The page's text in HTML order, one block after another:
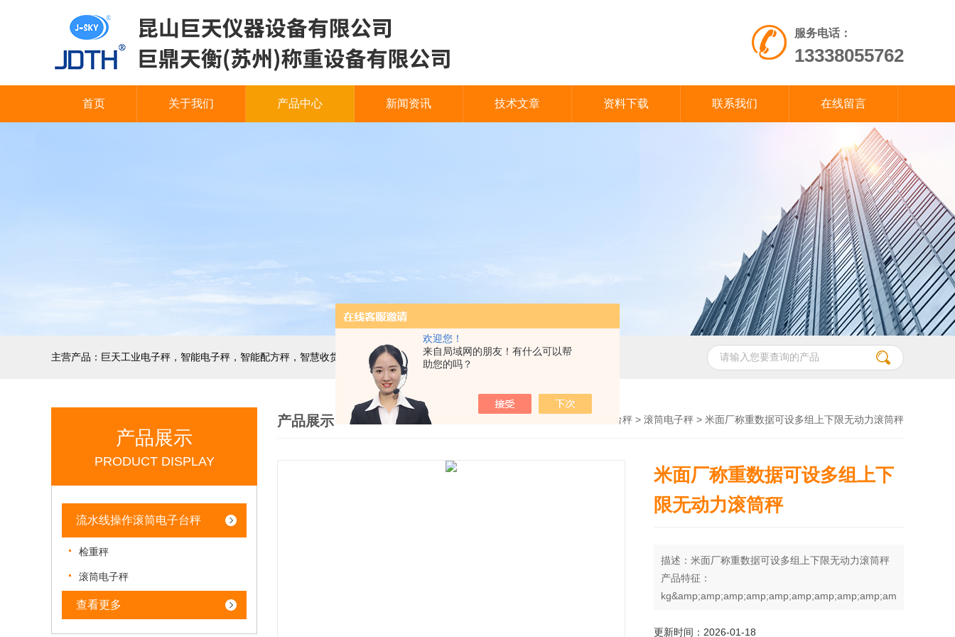
欢迎您！
来自局域网的朋友！有什么可以帮
助您的吗？
服务电话：
13338055762
首页 关于我们 产品中心 新闻资讯 技术文章 资料下载 联系我们 在线留言
主营产品：巨天工业电子秤，智能电子秤，智能配方秤，智慧收货秤，自动称重机，精密电子天平，电子台秤，电子地磅，电子桌秤，在线称重设备等衡器的软硬件研发与非标定制
产品展示
PRODUCT DISPLAY
流水线操作滚筒电子台秤
检重秤
滚筒电子秤
查看更多
产品展示 流水线操作滚筒电子台秤 > 滚筒电子秤 > 米面厂称重数据可设多组上下限无动力滚筒秤
米面厂称重数据可设多组上下
限无动力滚筒秤
描述：米面厂称重数据可设多组上下限无动力滚筒秤
产品特征：
更新时间：2026-01-18